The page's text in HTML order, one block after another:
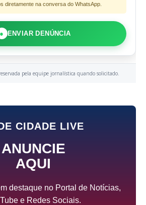
diretamente na conversa do WhatsApp.
● ENVIAR DENÚNCIA
pela equipe jornalística quando solicitado.
CIDADE LIVE
ANUNCIE
AQUI
destaque no Portal de Notícias,
e Redes Sociais.